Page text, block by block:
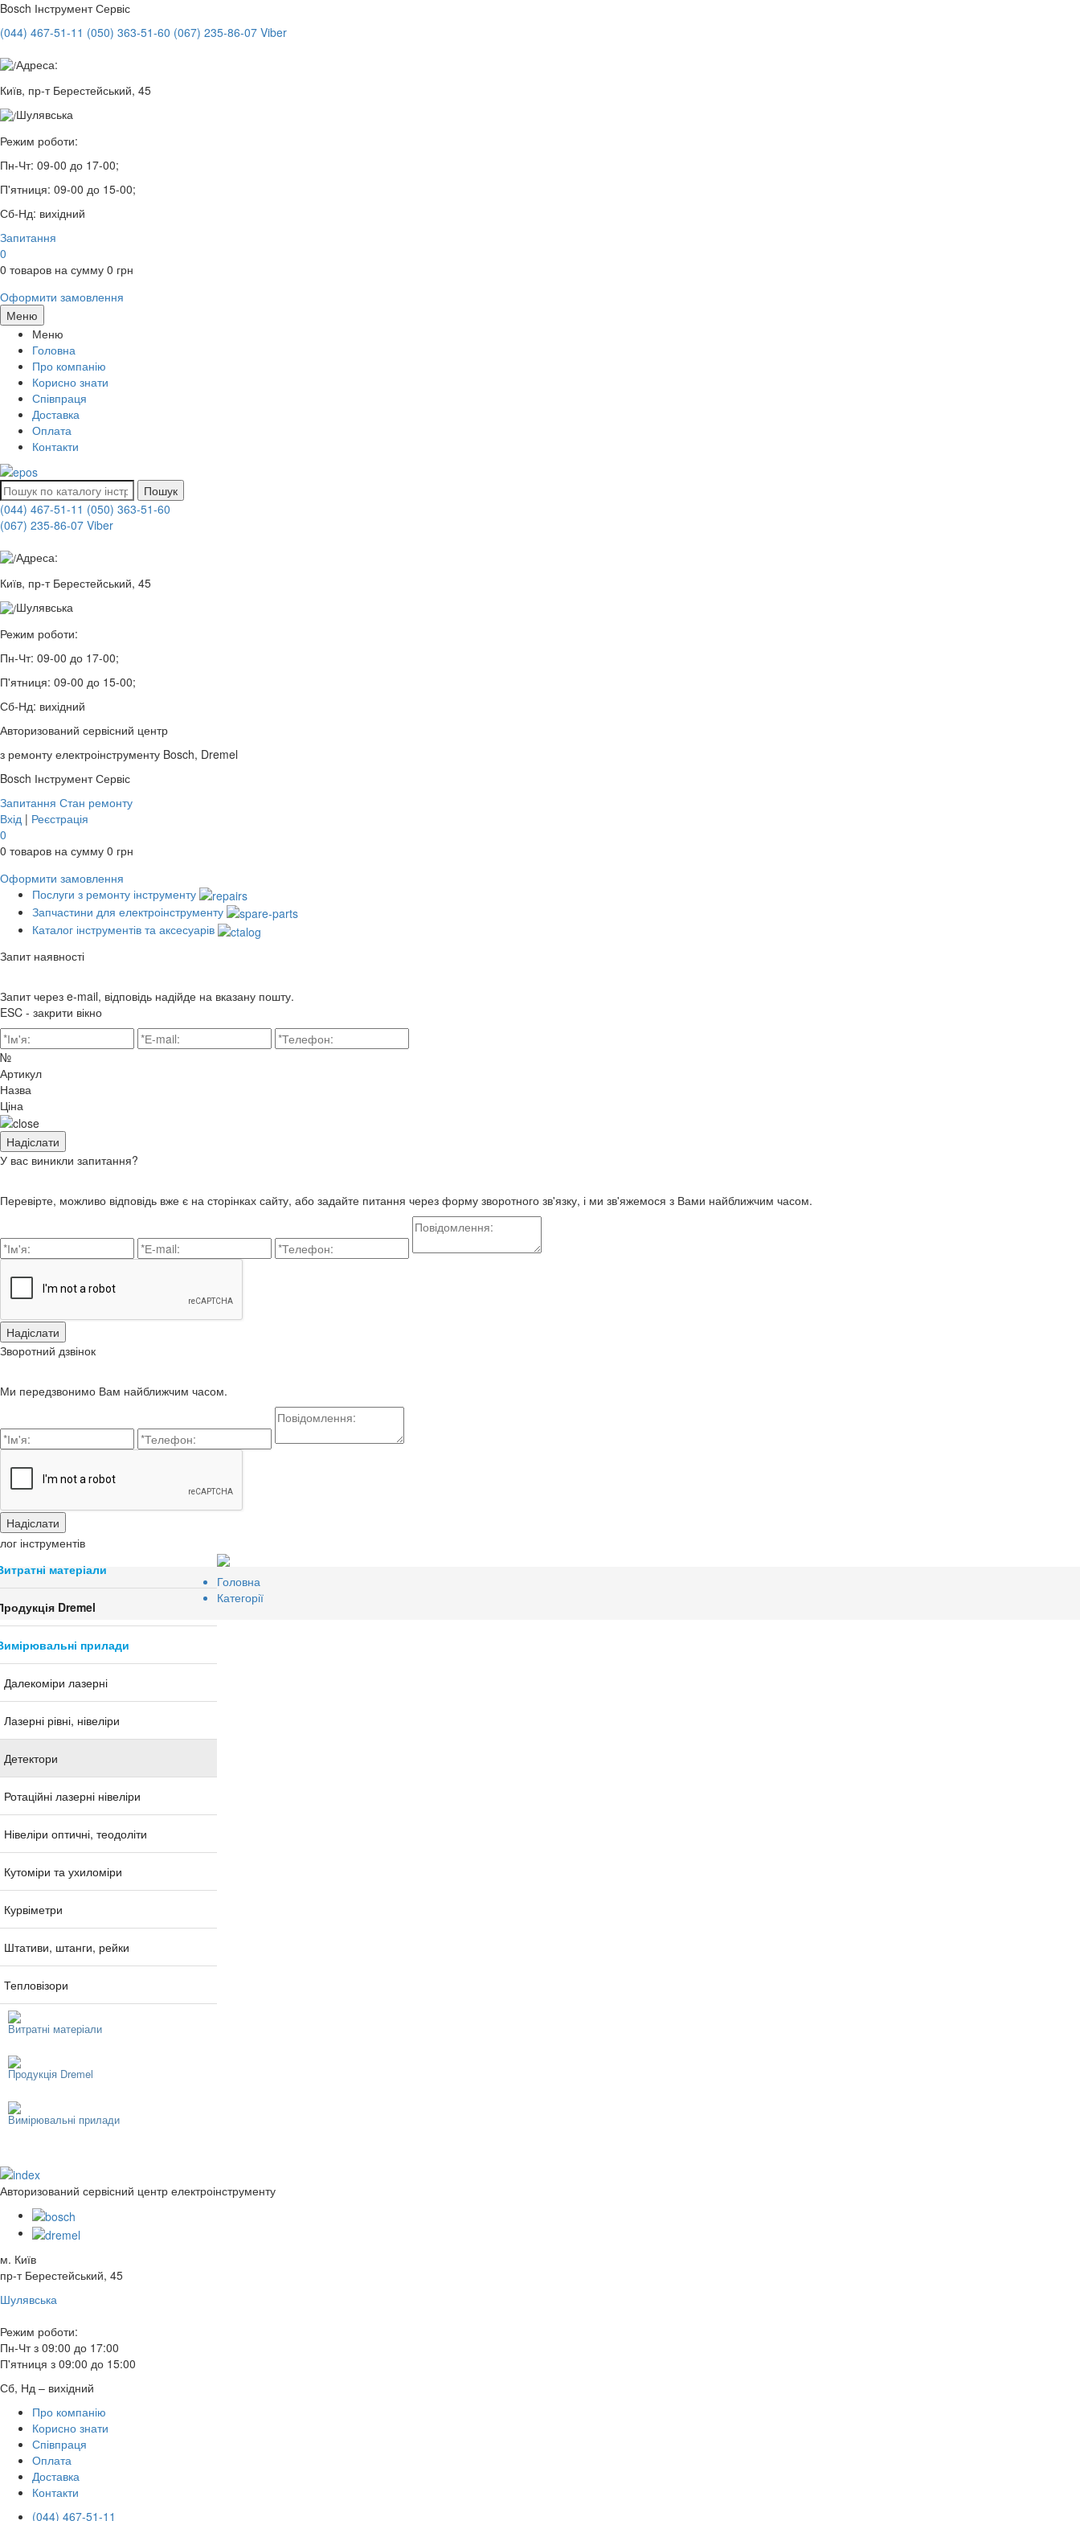
Bosch Інструмент Сервіс
(044) 467-51-11 (050) 363-51-60 (067) 235-86-07 Viber
Адреса:
Київ, пр-т Берестейський, 45
Шулявська
Режим роботи:
Пн-Чт: 09-00 до 17-00;
П'ятниця: 09-00 до 15-00;
Сб-Нд: вихідний
Запитання
0
0 товаров на сумму 0 грн
Оформити замовлення
Меню
Меню
Головна
Про компанію
Корисно знати
Співпраця
Доставка
Оплата
Контакти
Пошук
(044) 467-51-11 (050) 363-51-60
(067) 235-86-07 Viber
Адреса:
Київ, пр-т Берестейський, 45
Шулявська
Режим роботи:
Пн-Чт: 09-00 до 17-00;
П'ятниця: 09-00 до 15-00;
Сб-Нд: вихідний
Авторизований сервісний центр
з ремонту електроінструменту Bosch, Dremel
Bosch Інструмент Сервіс
Запитання Стан ремонту
Вхід | Реєстрація
0
0 товаров на сумму 0 грн
Оформити замовлення
Послуги з ремонту інструменту
Запчастини для електроінструменту
Каталог інструментів та аксесуарів
Запит наявності
Запит через e-mail, відповідь надійде на вказану пошту.
ESC - закрити вікно
№
Артикул
Назва
Ціна
У вас виникли запитання?
Перевірте, можливо відповідь вже є на сторінках сайту, або задайте питання через форму зворотного зв'язку, і ми зв'яжемося з Вами найближчим часом.
Зворотний дзвінок
Ми передзвонимо Вам найближчим часом.
інструментів
матеріали
Dremel
прилади
Далекоміри лазерні
Лазерні рівні, нівеліри
Детектори
Ротаційні лазерні нівеліри
Нівеліри оптичні, теодоліти
Кутоміри та ухиломіри
Курвіметри
Штативи, штанги, рейки
Тепловізори
Головна
Категорії
Витратні матеріали
Продукція Dremel
Вимірювальні прилади
Авторизований сервісний центр електроінструменту
м. Київ
пр-т Берестейський, 45
Шулявська
Режим роботи:
Пн-Чт з 09:00 до 17:00
П'ятниця з 09:00 до 15:00
Сб, Нд – вихідний
Про компанію
Корисно знати
Співпраця
Оплата
Доставка
Контакти
(044) 467-51-11